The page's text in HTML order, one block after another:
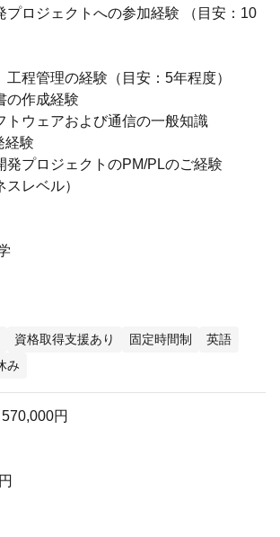
ロジェクトへの参加経験 （目安：10
程管理の経験（目安：5年程度）
の作成経験
ウェアおよび通信の一般知識
経験
プロジェクトのPM/PLのご経験
レベル）
資格取得支援あり 固定時間制
英語
み
円